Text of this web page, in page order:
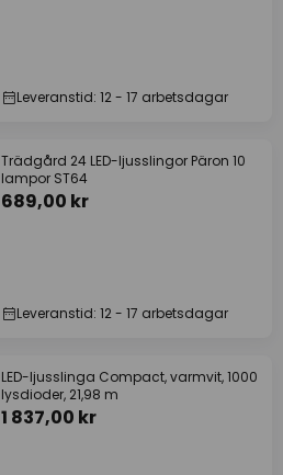
Leveranstid: 12 - 17 arbetsdagar
Trädgård 24 LED-ljusslingor Päron 10
lampor ST64
689,00 kr
Leveranstid: 12 - 17 arbetsdagar
LED-ljusslinga Compact, varmvit, 1000
lysdioder, 21,98 m
1 837,00 kr